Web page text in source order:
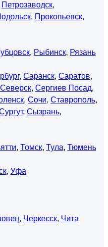
Петрозаводск,
, Прокопьевск,
, Рыбинск, Рязань
, Саранск, Саратов,
Северск, Сергиев Посад,
, Сочи, Ставрополь,
, Сызрань,
, Томск, Тула, Тюмень
, Уфа
, Черкесск, Чита